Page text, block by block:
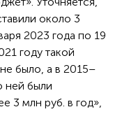
около 3
2023 года по 19
году такой
было, а в 2015–
ней были
3 млн руб. в год»,